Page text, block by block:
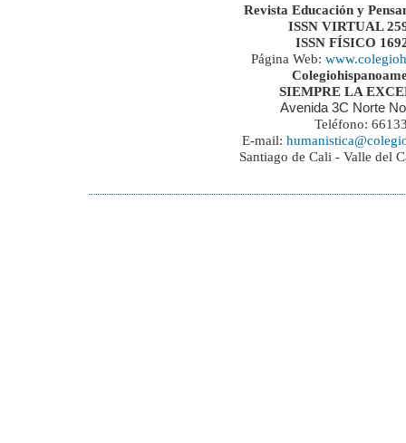
Revista Educación y
ISSN VIRTUAL
ISSN FÍSICO
Página Web:
SIEMPRE LA
Avenida 3C Norte
Teléfono:
E-mail:
Santiago de Cali - Valle del